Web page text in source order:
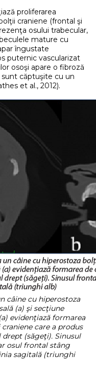
proliferarea
craniene (frontal şi
osului trabecular,
mature cu
îngustate
puternic vascularizat
osoşi apare o fibroză
căptuşite cu un
et al., 2012).
câine cu hiperostoza
(a) şi secţiune
evidenţiază formarea
care a produs
(săgeţi). Sinusul
osul frontal stâng
sagitală (triunghi